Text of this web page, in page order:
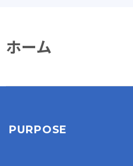
ホーム
PURPOSE